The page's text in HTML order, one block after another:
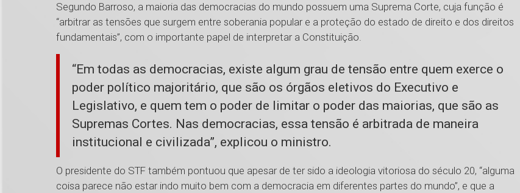
Segundo Barroso, a maioria das democracias do mundo possuem uma Suprema Corte, cuja função é
“arbitrar as tensões que surgem entre soberania popular e a proteção do estado de direito e dos direitos
fundamentais”, com o importante papel de interpretar a Constituição.
“Em todas as democracias, existe algum grau de tensão entre quem exerce o
poder político majoritário, que são os órgãos eletivos do Executivo e
Legislativo, e quem tem o poder de limitar o poder das maiorias, que são as
Supremas Cortes. Nas democracias, essa tensão é arbitrada de maneira
institucional e civilizada”, explicou o ministro.
O presidente do STF também pontuou que apesar de ter sido a ideologia vitoriosa do século 20, “alguma
coisa parece não estar indo muito bem com a democracia em diferentes partes do mundo”, e que a